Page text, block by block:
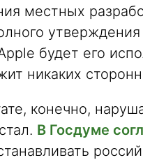
местных
будет его
никаких
конечно,
В Госдуме